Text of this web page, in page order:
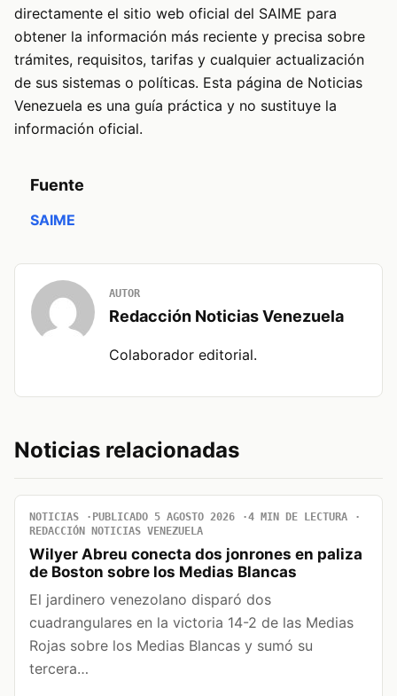
directamente el sitio web oficial del SAIME para
obtener la información más reciente y precisa sobre
trámites, requisitos, tarifas y cualquier actualización
de sus sistemas o políticas. Esta página de Noticias
Venezuela es una guía práctica y no sustituye la
información oficial.
Fuente
SAIME
AUTOR
Redacción Noticias Venezuela
Colaborador editorial.
Noticias relacionadas
NOTICIAS PUBLICADO 5 AGOSTO 2026
4 MIN DE LECTURA
REDACCIÓN NOTICIAS VENEZUELA
Wilyer Abreu conecta dos jonrones en paliza
de Boston sobre los Medias Blancas
El jardinero venezolano disparó dos
cuadrangulares en la victoria 14-2 de las Medias
Rojas sobre los Medias Blancas y sumó su
tercera…